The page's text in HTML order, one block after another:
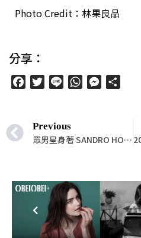
Photo Credit：林果良品
分享：
FacebookTwitter
Line WhatsAppMessenger
Previous
眾男星身著 SANDRO HOMME 2023春夏系列摩登亮相！